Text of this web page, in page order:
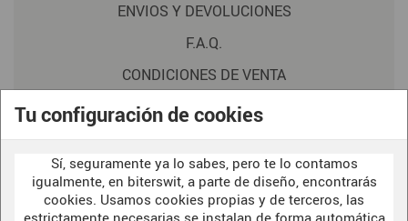
Tu configuración de cookies
Sí, seguramente ya lo sabes, pero te lo contamos
igualmente, en biterswit, a parte de diseño, encontrarás
cookies. Usamos cookies propias y de terceros, las
estrictamente necesarias se instalan de forma automática
ENVIOS Y DEVOLUCIONES
F.A.Q.
CONDICIONES DE VENTA
POLITICA DE PRIVACIDAD
AVISO LEGAL
POLÍTICA DE COOKIES